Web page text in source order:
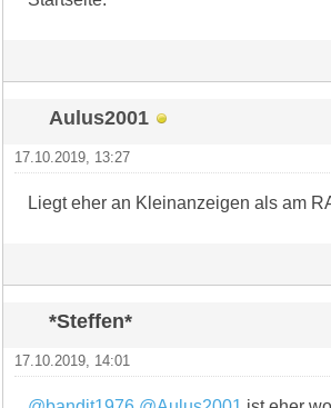
Aulus2001
17.10.2019, 13:27
Liegt eher an Kleinanzeigen als am
*Steffen*
17.10.2019, 14:01